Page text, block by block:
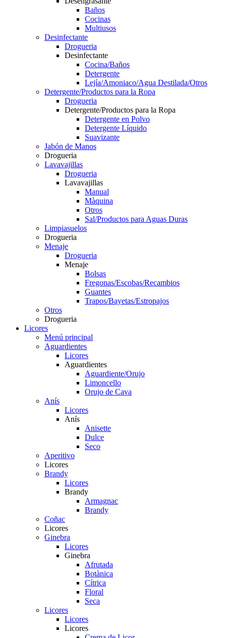
Baños
Cocinas
Multiusos
Desinfectante
Drogueria
Desinfectante
Cocina/Baños
Detergente
Lejía/Amoniaco/Agua Destilada/Otros
Detergente/Productos para la Ropa
Drogueria
Detergente/Productos para la Ropa
Detergente en Polvo
Detergente Líquido
Suavizante
Jabón de Manos
Drogueria
Lavavajillas
Drogueria
Lavavajillas
Manual
Màquina
Otros
Sal/Productos para Aguas Duras
Limpiasuelos
Drogueria
Menaje
Drogueria
Menaje
Bolsas
Fregonas/Escobas/Recambios
Guantes
Trapos/Bayetas/Estropajos
Otros
Drogueria
Licores
Menú principal
Aguardientes
Licores
Aguardientes
Aguardiente/Orujo
Limoncello
Orujo de Cava
Anís
Licores
Anís
Anisette
Dulce
Seco
Aperitivo
Licores
Brandy
Licores
Brandy
Armagnac
Brandy
Coñac
Licores
Ginebra
Licores
Ginebra
Afrutada
Botànica
Cítrica
Floral
Seca
Licores
Licores
Licores